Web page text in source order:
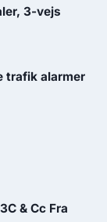
3-vejs
trafik alarmer
& Cc Fra